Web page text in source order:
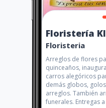
Floristería
Floristeria
Arreglos de flores
quinceaños,
carros alegóricos
demás globos,
arreglos. También
funerales. Entregas